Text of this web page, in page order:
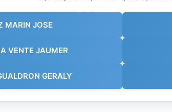
MARIN JOSE
VENTE JAUMER
GERALY